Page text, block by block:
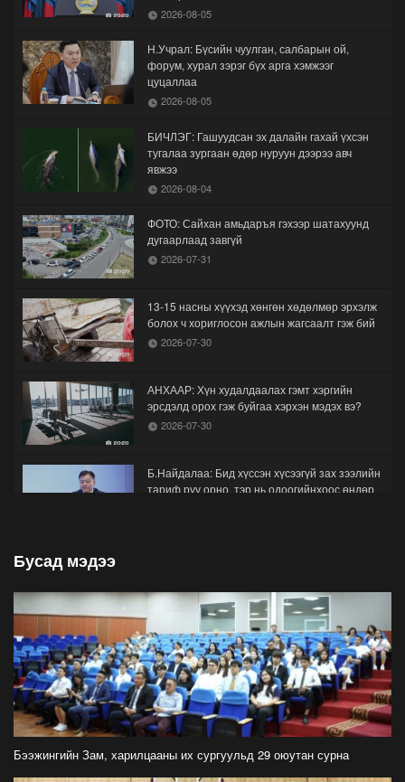
2026-08-05
Н.Учрал: Бүсийн чуулган, салбарын ой,
форум, хурал зэрэг бүх арга хэмжээг
цуцаллаа
2026-08-05
БИЧЛЭГ: Гашуудсан эх далайн гахай үхсэн
тугалаа зургаан өдөр нуруун дээрээ авч
явжээ
2026-08-04
ФОТО: Сайхан амьдаръя гэхээр шатахуунд
дугаарлаад завгүй
2026-07-31
13-15 насны хүүхэд хөнгөн хөдөлмөр эрхэлж
болох ч хориглосон ажлын жагсаалт гэж бий
2026-07-30
АНХААР: Хүн худалдаалах гэмт хэргийн
эрсдэлд орох гэж буйгаа хэрхэн мэдэх вэ?
2026-07-30
Б.Найдалаа: Бид хүссэн хүсээгүй зах зээлийн
тариф руу орно, тэр нь одоогийнхоос өндөр
2026-07-22
С.Амарсайхан: Фэйсбүүкээр ангийн групп чат
нээдэг, үүгээр даалгавраа өгдгийг зогсоож,
хаана
2026-07-21
ФОТО: Тажикистан Улсын Ерөнхийлөгчийн
2026-07-21
Бусад мэдээ
Бээжингийн Зам, харилцааны их сургуульд 29 оюутан сурна